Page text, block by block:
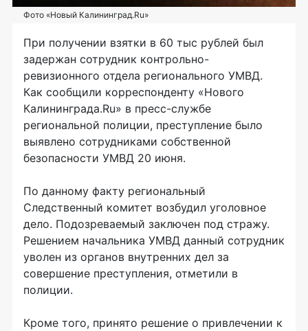
Фото «Новый Калининград.Ru»
При получении взятки в 60 тыс рублей был
задержан сотрудник контрольно-
ревизионного отдела регионального УМВД.
Как сообщили корреспонденту «Нового
Калининграда.Ru» в пресс-службе
региональной полиции, преступление было
выявлено сотрудниками собственной
безопасности УМВД 20 июня.
По данному факту региональный
Следственный комитет возбудил уголовное
дело. Подозреваемый заключен под стражу.
Решением начальника УМВД данный сотрудник
уволен из органов внутренних дел за
совершение преступления, отметили в
полиции.
Кроме того, принято решение о привлечении к